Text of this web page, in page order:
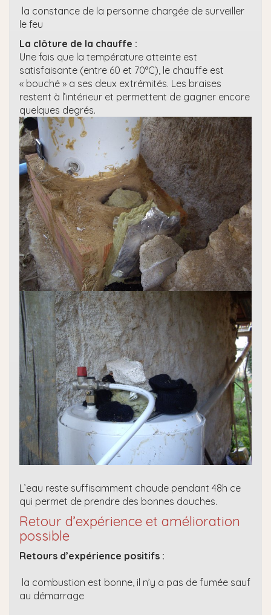
la constance de la personne chargée de surveiller
le feu
La clôture de la chauffe :
Une fois que la température atteinte est
satisfaisante (entre 60 et 70°C), le chauffe est
« bouché » a ses deux extrémités. Les braises
restent à l’intérieur et permettent de gagner encore
quelques degrés.
L’eau reste suffisamment chaude pendant 48h ce
qui permet de prendre des bonnes douches.
Retour d’expérience et amélioration
possible
Retours d’expérience positifs :
la combustion est bonne, il n’y a pas de fumée sauf
au démarrage